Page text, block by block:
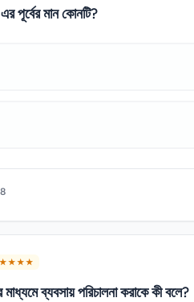
পূর্বের মান কোনটি?
★ ★ ★
মাধ্যমে ব্যবসায় পরিচালনা করাকে কী বলে?